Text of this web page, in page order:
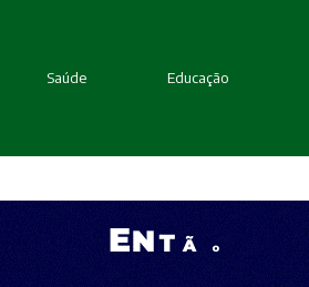
Saúde Educação